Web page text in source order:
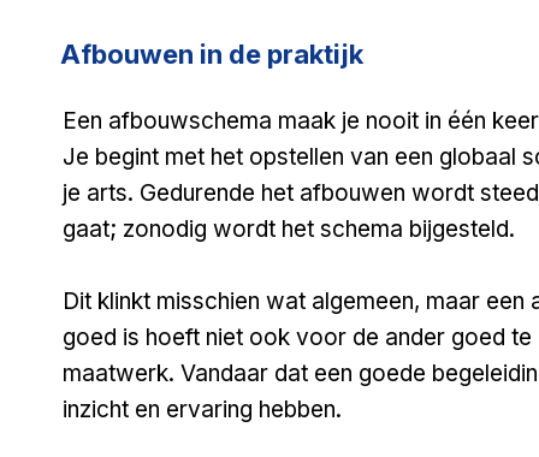
Afbouwen in de praktijk
​Een afbouwschema maak je nooit in één
Je begint met het opstellen van een globaal
je arts. Gedurende het afbouwen wordt
gaat; zonodig wordt het schema bijgesteld.
Dit klinkt misschien wat algemeen, maar
goed is hoeft niet ook voor de ander goed te
maatwerk. Vandaar dat een goede
inzicht en ervaring hebben.